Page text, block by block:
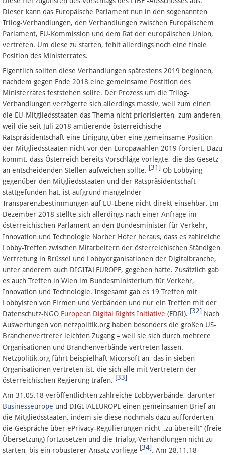
Dieser kann das Europäische Parlament nun in den sogenannten
Trilog-Verhandlungen, den Verhandlungen zwischen Europäischem
Parlament, EU-Kommission und dem Rat der europäischen Union,
vertreten. Um diese zu starten, fehlt allerdings noch eine finale
Position des Ministerrates.
Eigentlich sollten diese Verhandlungen spätestens 2019 beginnen,
nachdem gegen Ende 2018 eine gemeinsame Postition des
Ministerrates feststehen sollte. Der Prozess um die Trilog-
Verhandlungen verzögerte sich allerdings massiv, weil zum einen
die EU-Mitgliedsstaaten das Thema nicht priorisierten, zum anderen,
weil die seit Juli 2018 amtierende österreichische
Ratspräsidentschaft eine Einigung über eine gemeinsame Position
der Mitgliedsstaaten nicht vor den Europawahlen 2019 forciert. Dazu
kommt, dass Österreich bereits Vorschläge vorlegte, die das Gesetz
an entscheidenden Stellen aufweichen sollte. [31] Ob Lobbying
gegenüber den Mitgliedsstaaten und der Ratspräsidentschaft
stattgefunden hat, ist aufgrund mangelnder
Transparenzbestimmungen auf EU-Ebene nicht direkt einsehbar. Im
Dezember 2018 stellte sich allerdings nach einer Anfrage im
österreichischen Parlament an den Bundesminister für Verkehr,
Innovation und Technologie Norber Hofer heraus, dass es zahlreiche
Lobby-Treffen zwischen Mitarbeitern der österreichischen Ständigen
Vertretung in Brüssel und Lobbyorganisationen der Digitalbranche,
unter anderem auch DIGITALEUROPE, gegeben hatte. Zusätzlich gab
es auch Treffen in Wien im Bundesministerium für Verkehr,
Innovation und Technologie. Insgesamt gab es 19 Treffen mit
Lobbyisten von Firmen und Verbänden und nur ein Treffen mit der
Datenschutz-NGO European Digital Rights Initiative (EDRi). [32] Nach
Auswertungen von netzpolitik.org haben besonders die großen US-
Branchenvertreter leichten Zugang – weil sie sich durch mehrere
Organisationen und Branchenverbände vertreten lassen.
Netzpolitik.org führt beispielhaft Micorsoft an, das in sieben
Organisationen vertreten ist, die sich alle mit Vertretern der
österreichischen Regierung trafen. [33]
Am 31.05.18 veröffentlichten zahlreiche Lobbyverbände, darunter
Businesseurope und DIGITALEUROPE einen gemeinsamen Brief an
die Mitgliedsstaaten, indem sie diese nochmals dazu aufforderten,
die Gespräche über ePrivacy-Regulierungen nicht „zu übereilt“ (freie
Übersetzung) fortzusetzen und die Trialog-Verhandlungen nicht zu
starten, bis ein robusterer Ansatz vorliege [34]. Am 28.11.18